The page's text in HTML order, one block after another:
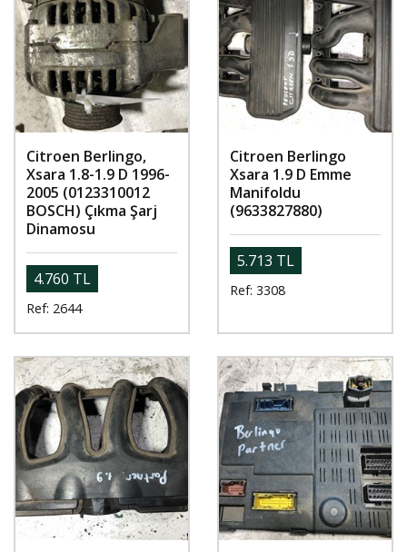
Citroen Berlingo,
Xsara 1.8-1.9 D 1996-
2005 (0123310012
BOSCH) Çıkma Şarj
Dinamosu
4.760 TL
Ref: 2644
Citroen Berlingo
Xsara 1.9 D Emme
Manifoldu
(9633827880)
5.713 TL
Ref: 3308